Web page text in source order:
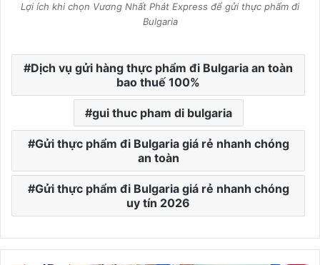
Lợi ích khi chọn Vương Nhất Phát Express để gửi thực phẩm đi
Bulgaria
Dịch vụ gửi hàng thực phẩm đi Bulgaria an toàn
bao thuế 100%
gui thuc pham di bulgaria
Gửi thực phẩm đi Bulgaria giá rẻ nhanh chóng
an toàn
Gửi thực phẩm đi Bulgaria giá rẻ nhanh chóng
uy tín 2026